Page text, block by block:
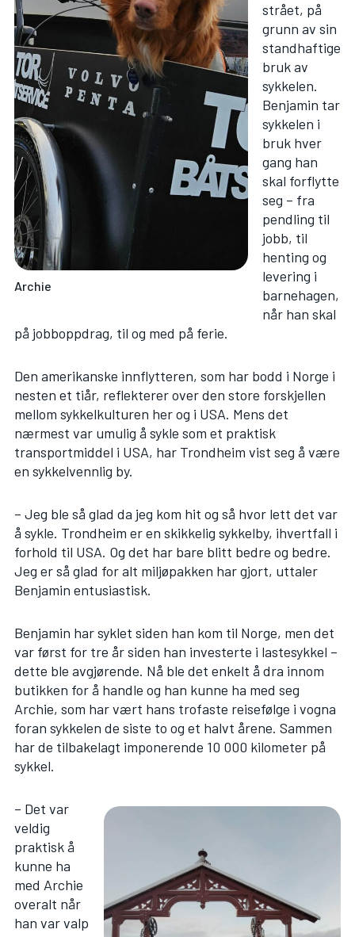
Archie
strået, på
grunn av sin
standhaftige
bruk av
sykkelen.
Benjamin tar
sykkelen i
bruk hver
gang han
skal forflytte
seg – fra
pendling til
jobb, til
henting og
levering i
barnehagen,
når han skal
på jobboppdrag, til og med på ferie.
Den amerikanske innflytteren, som har bodd i Norge i
nesten et tiår, reflekterer over den store forskjellen
mellom sykkelkulturen her og i USA. Mens det
nærmest var umulig å sykle som et praktisk
transportmiddel i USA, har Trondheim vist seg å være
en sykkelvennlig by.
– Jeg ble så glad da jeg kom hit og så hvor lett det var
å sykle. Trondheim er en skikkelig sykkelby, ihvertfall i
forhold til USA. Og det har bare blitt bedre og bedre.
Jeg er så glad for alt miljøpakken har gjort, uttaler
Benjamin entusiastisk.
Benjamin har syklet siden han kom til Norge, men det
var først for tre år siden han investerte i lastesykkel –
dette ble avgjørende. Nå ble det enkelt å dra innom
butikken for å handle og han kunne ha med seg
Archie, som har vært hans trofaste reisefølge i vogna
foran sykkelen de siste to og et halvt årene. Sammen
har de tilbakelagt imponerende 10 000 kilometer på
sykkel.
– Det var
veldig
praktisk å
kunne ha
med Archie
overalt når
han var valp